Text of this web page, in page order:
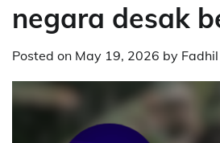
negara desak
Posted on May 19, 2026 by Fadhil